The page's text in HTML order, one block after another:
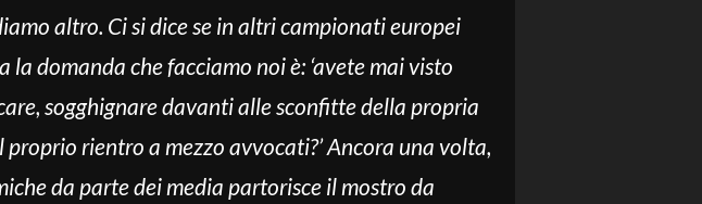
altro. Ci si dice se in altri campionati europei
domanda che facciamo noi è: ‘avete mai visto
sogghignare davanti alle sconfitte della propria
rientro a mezzo avvocati?’ Ancora una volta,
da parte dei media partorisce il mostro da